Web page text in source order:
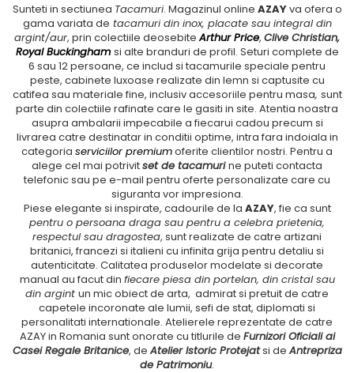
Sunteti in sectiunea Tacamuri. Magazinul online AZAYva ofera o
gama variata de tacamuri din inox, placate sau integral din
argint/aur, prin colectiile deosebiteArthur Price, Clive Christian,
Royal Buckingham si alte branduri de profil. Seturi complete de
6 sau 12 persoane, ce includ si tacamurile speciale pentru
peste, cabinete luxoase realizate din lemn si captusite cu
catifea sau materiale fine, inclusiv accesoriile pentru masa, sunt
parte din colectiile rafinate care le gasiti in site. Atentia noastra
asupra ambalarii impecabile a fiecarui cadou precum si
livrarea catre destinatar in conditii optime, intra fara indoiala in
categoria serviciilor premiumoferite clientilor nostri. Pentru a
alege cel mai potrivitset de tacamurine puteti contacta
telefonic sau pe e-mail pentru oferte personalizate care cu
siguranta vor impresiona.
Piese elegante si inspirate, cadourile de la AZAY, fie ca sunt
pentru o persoana draga sau pentru a celebra prietenia,
respectul sau dragostea, sunt realizate de catre artizani
britanici, francezi si italieni cu infinita grija pentru detaliu si
autenticitate. Calitatea produselor modelate si decorate
manual au facut din fiecare piesa din portelan, din cristal sau
din argint un mic obiect de arta, admirat si pretuit de catre
capetele incoronate ale lumii, sefi de stat, diplomati si
personalitati internationale. Atelierele reprezentate de catre
AZAY in Romania sunt onorate cu titlurile de Furnizori Oficiali ai
Casei Regale Britanice, deAtelier Istoric Protejatsi deAntrepriza
de Patrimoniu.